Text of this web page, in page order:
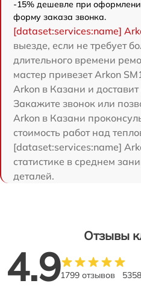
-15% дешевле при
форму заказа звонка.
[dataset:services:name]
выезде, если не требует
длительного времени
мастер привезет Arkon
Arkon в Казани и доставит
Закажите звонок или
Arkon в Казани
стоимость работ над
[dataset:services:name]
статистике в среднем
деталей.
Отзывы
4.91799 отзывов